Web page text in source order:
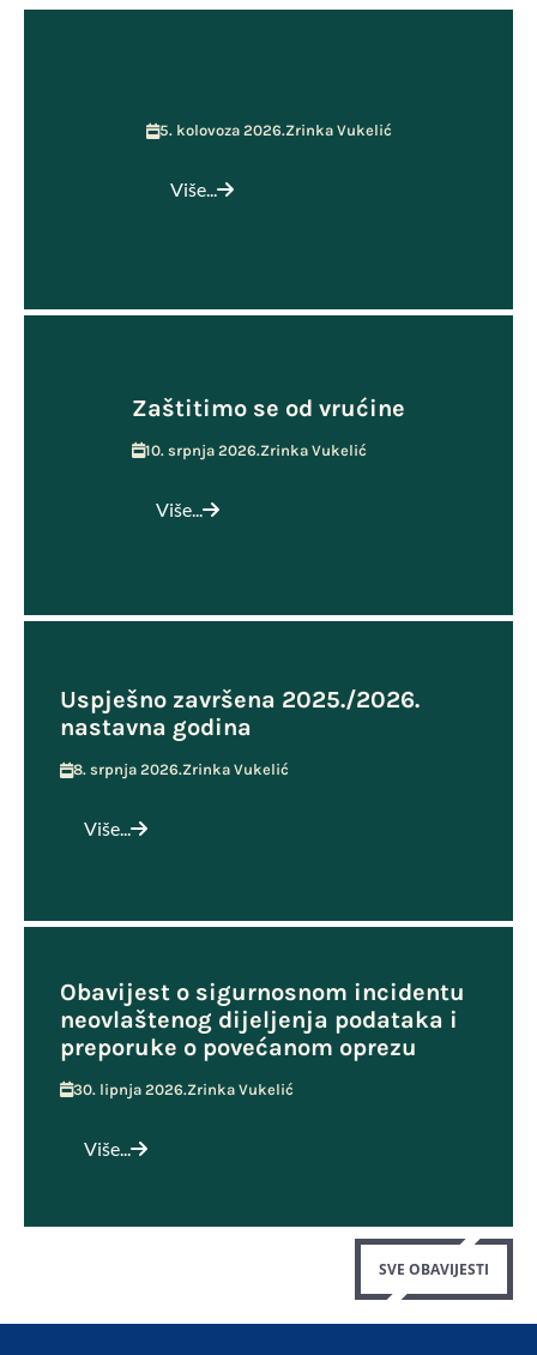
5. kolovoza 2026.Zrinka Vukelić
Više...
Zaštitimo se od vrućine
10. srpnja 2026.Zrinka Vukelić
Više...
Uspješno završena 2025./2026.
nastavna godina
8. srpnja 2026.Zrinka Vukelić
Više...
Obavijest o sigurnosnom incidentu
neovlaštenog dijeljenja podataka i
preporuke o povećanom oprezu
30. lipnja 2026.Zrinka Vukelić
Više...
SVE OBAVIJESTI